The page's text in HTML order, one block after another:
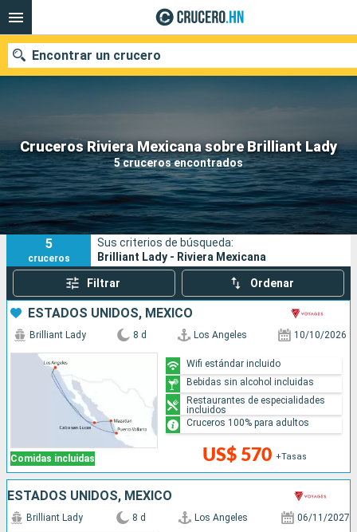
Cruceros Riviera Mexicana sobre Brilliant Lady
5 cruceros encontrados
Encontrar un crucero
Nuestros destinos
Fecha de salida
Puertos Compañías
Buscar
5
cruceros
Sus criterios de búsqueda:
Brilliant Lady - Riviera Mexicana
Filtrar Ordenar
ESTADOS UNIDOS, MÉXICO
Comidas incluidas
Brilliant Lady 8 d Los Angeles 10/10/2026
US$ 570 +Tasas
Wifi estándar incluido
Bebidas sin alcohol incluidas
Restaurantes de especialidades
incluidos
Cruceros 100% para adultos
ESTADOS UNIDOS, MÉXICO
Brilliant Lady 8 d Los Angeles 06/11/2027